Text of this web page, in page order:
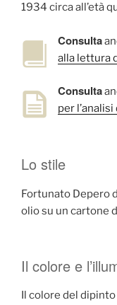
1934 circa all’età
Consulta
alla lettura
Consulta
per l’analisi
Lo stile
Fortunato Depero
olio su un cartone
Il colore e
Il colore del